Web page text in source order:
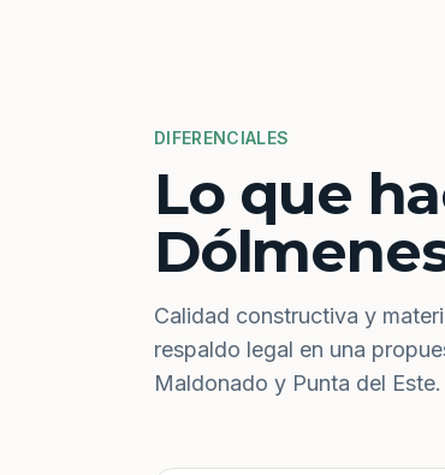
DIFERENCIALES
Lo que
Calidad constructiva y
respaldo legal en una
Maldonado y Punta del Este.